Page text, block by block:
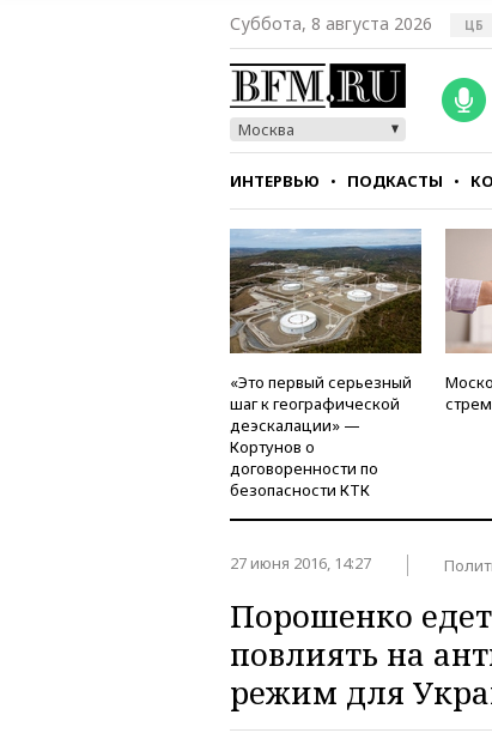
Суббота, 8 августа 2026 ЦБ
Москва
ИНТЕРВЬЮ ПОДКАСТЫ
СТИЛЬ ТЕСТЫ
«Это первый серьезный
шаг к географической
деэскалации» —
Кортунов о
договоренности по
безопасности КТК
27 июня 2016, 14:27
Порошенко
повлиять на
режим для